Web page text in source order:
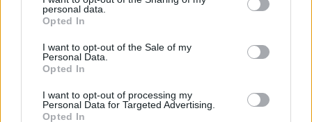
personal data.
Opted In
I want to opt-out of the Sale of my
Personal Data.
Opted In
I want to opt-out of processing my
Personal Data for Targeted Advertising.
Opted In
L'email è richiesta ma non verrà mostrata ai visitatori. Il contenuto di questo
commento esprime il pensiero dell'autore e non rappresenta la linea editoriale
commenti non sono testi giornalistici, ma post inviati dai singoli lettori che
possono essere automaticamente pubblicati senza filtro preventivo. I commenti
che includano uno o più link a siti esterni verranno rimossi in automatico dal